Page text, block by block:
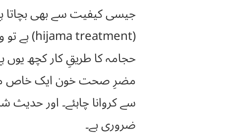
جیسی کیفیت سے بھی بچاتا
(hijama treatment) ہے تو وہ حجامہ (cupping therapy) میں ہے۔”
حجامہ کا طریقِ کار کچھ
مضرِ صحت خون ایک خاص
سے کروانا چاہئے۔ اور
ضروری ہے۔